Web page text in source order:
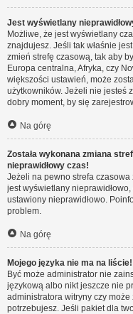
Jest wyświetlany
Możliwe, że jest wyświetlany
znajdujesz. Jeśli tak właśnie
zmień strefę czasową, tak aby
Europa centralna, Afryka, czy
większości ustawień, może
użytkowników. Jeżeli nie jesteś
dobry moment, by się
Na górę
Została wykonana zmiana
nieprawidłowy czas!
Jeżeli na pewno strefa czasowa
jest wyświetlany
ustawiony nieprawidłowo.
problem.
Na górę
Mojego języka nie ma na liście!
Być może administrator nie
językową albo nikt jeszcze nie
administratora witryny czy
potrzebujesz. Jeśli pakiet dla